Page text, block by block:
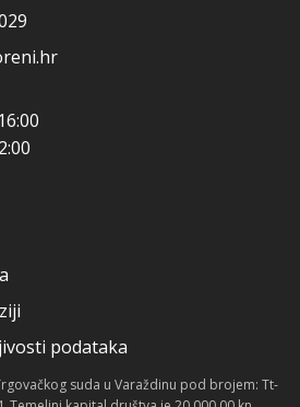
podataka
suda u Varaždinu pod brojem: Tt-